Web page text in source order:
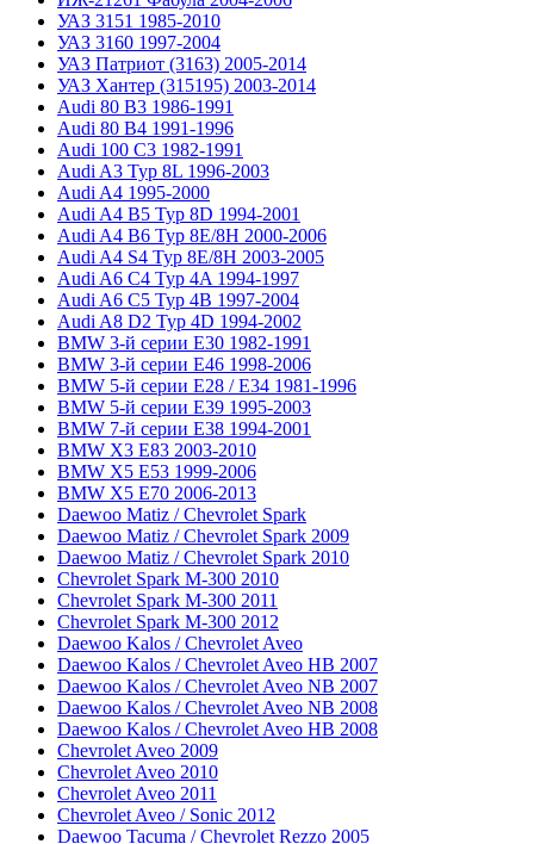
УАЗ 3151 1985-2010
УАЗ 3160 1997-2004
УАЗ Патриот (3163) 2005-2014
УАЗ Хантер (315195) 2003-2014
Audi 80 B3 1986-1991
Audi 80 B4 1991-1996
Audi 100 C3 1982-1991
Audi A3 Typ 8L 1996-2003
Audi A4 1995-2000
Audi A4 B5 Typ 8D 1994-2001
Audi A4 B6 Typ 8E/8H 2000-2006
Audi A4 S4 Typ 8E/8H 2003-2005
Audi A6 C4 Typ 4A 1994-1997
Audi A6 C5 Typ 4B 1997-2004
Audi A8 D2 Typ 4D 1994-2002
BMW 3-й серии E30 1982-1991
BMW 3-й серии E46 1998-2006
BMW 5-й серии E28 / E34 1981-1996
BMW 5-й серии E39 1995-2003
BMW 7-й серии E38 1994-2001
BMW X3 E83 2003-2010
BMW X5 E53 1999-2006
BMW X5 E70 2006-2013
Daewoo Matiz / Chevrolet Spark
Daewoo Matiz / Chevrolet Spark 2009
Daewoo Matiz / Chevrolet Spark 2010
Chevrolet Spark M-300 2010
Chevrolet Spark M-300 2011
Chevrolet Spark M-300 2012
Daewoo Kalos / Chevrolet Aveo
Daewoo Kalos / Chevrolet Aveo HB 2007
Daewoo Kalos / Chevrolet Aveo NB 2007
Daewoo Kalos / Chevrolet Aveo NB 2008
Daewoo Kalos / Chevrolet Aveo HB 2008
Chevrolet Aveo 2009
Chevrolet Aveo 2010
Chevrolet Aveo 2011
Chevrolet Aveo / Sonic 2012
Daewoo Tacuma / Chevrolet Rezzo 2005